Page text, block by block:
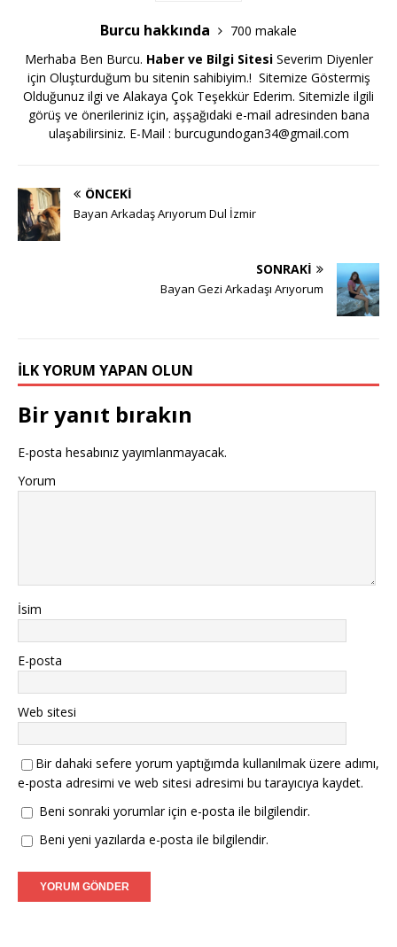
Burcu hakkında
700 makale
Merhaba Ben Burcu. Haber ve Bilgi SitesiSeverim Diyenler
için Oluşturduğum bu sitenin sahibiyim.! Sitemize Göstermiş
Olduğunuz ilgi ve Alakaya Çok Teşekkür Ederim. Sitemizle ilgili
görüş ve önerileriniz için, aşşağıdaki e-mail adresinden bana
ulaşabilirsiniz. E-Mail : burcugundogan34@gmail.com
ÖNCEKI
Bayan Arkadaş Arıyorum Dul İzmir
SONRAKI
Bayan Gezi Arkadaşı Arıyorum
İLK YORUM YAPAN OLUN
Bir yanıt bırakın
E-posta hesabınız yayımlanmayacak.
Yorum
İsim
E-posta
Web sitesi
Bir dahaki sefere yorum yaptığımda kullanılmak üzere adımı,
e-posta adresimi ve web sitesi adresimi bu tarayıcıya kaydet.
Beni sonraki yorumlar için e-posta ile bilgilendir.
Beni yeni yazılarda e-posta ile bilgilendir.